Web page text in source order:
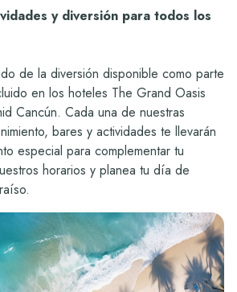
y diversión para todos los
de la diversión disponible como parte
en los hoteles The Grand Oasis
Cancún. Cada una de nuestras
bares y actividades te llevarán
especial para complementar tu
horarios y planea tu día de